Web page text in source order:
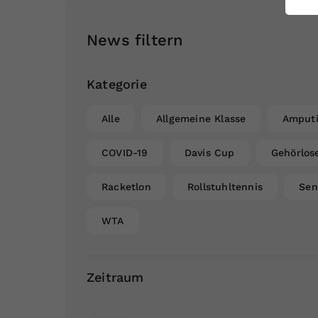
News filtern
Kategorie
Alle Allgemeine Klasse
COVID-19 Davis Cup
Racketlon Rollstuhltennis
WTA
Zeitraum